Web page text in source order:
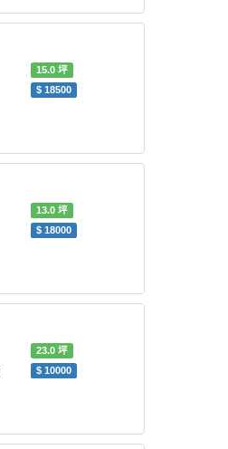
15.0坪
$ 18500
13.0坪
$ 18000
23.0坪
$ 10000